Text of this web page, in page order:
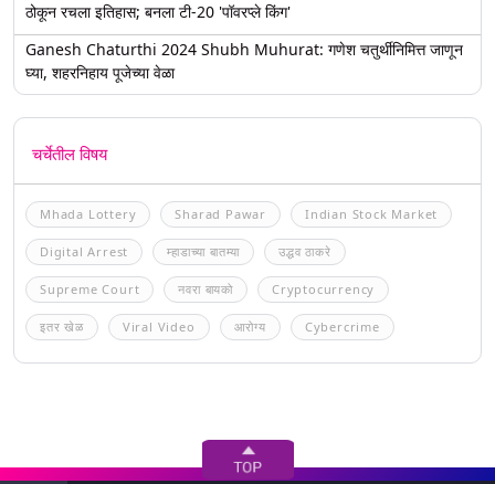
ठोकून रचला इतिहास; बनला टी-20 'पॉवरप्ले किंग'
Ganesh Chaturthi 2024 Shubh Muhurat: गणेश चतुर्थीनिमित्त जाणून
घ्या, शहरनिहाय पूजेच्या वेळा
चर्चेतील विषय
Mhada Lottery Sharad Pawar Indian Stock Market
Digital Arrest म्हाडाच्या बातम्या उद्धव ठाकरे
Supreme Court नवरा बायको Cryptocurrency
इतर खेळ Viral Video आरोग्य Cybercrime